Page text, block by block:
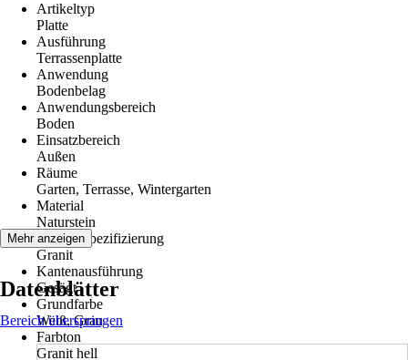
Artikeltyp
Platte
Ausführung
Terrassenplatte
Anwendung
Bodenbelag
Anwendungsbereich
Boden
Einsatzbereich
Außen
Räume
Garten, Terrasse, Wintergarten
Material
Naturstein
Materialspezifizierung
Granit
Kantenausführung
Gesägt
Grundfarbe
Weiß, Grau
Farbton
Granit hell
Mehr anzeigen
Datenblätter
Bereich überspringen